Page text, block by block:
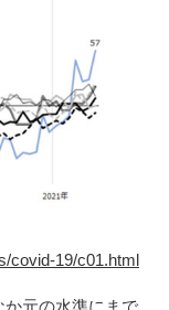
covid-19/c01.html
か元の水準にまで